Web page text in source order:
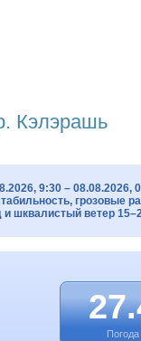
Кэлэрашь
9:30 – 08.08.2026,
грозовые
и шквалистый ветер